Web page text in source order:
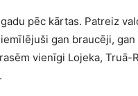
pēc kārtas. Patreiz
gan braucēji,
vienīgi Lojeka, Truā-